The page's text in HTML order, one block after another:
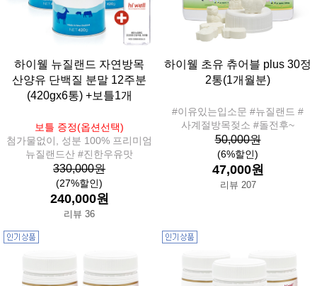
하이웰 뉴질랜드 자연방목
산양유 단백질 분말 12주분
(420gx6통) +보틀1개
보틀 증정(옵션선택)
첨가물없이, 성분 100% 프리미엄
뉴질랜드산 #진한우유맛
330,000원
(27%할인)
240,000원
리뷰 36
하이웰 초유 츄어블 plus 30정
2통(1개월분)
#이유있는입소문 #뉴질랜드 #
사계절방목젖소 #돌전후~
50,000원
(6%할인)
47,000원
리뷰 207